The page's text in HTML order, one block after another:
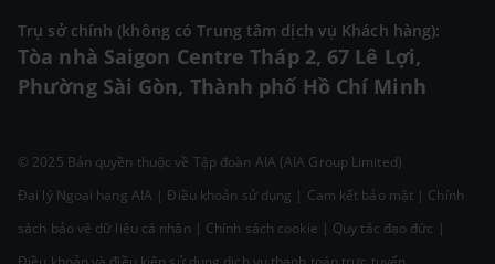
Trụ sở chính (không có Trung tâm dịch vụ Khách hàng):
Tòa nhà Saigon Centre Tháp 2, 67 Lê Lợi,
Phường Sài Gòn, Thành phố Hồ Chí Minh
© 2025 Bản quyền thuộc về Tập đoàn AIA (AIA Group Limited)
Đại lý Ngoại hạng AIA |Điều khoản sử dụng | Cam kết bảo mật | Chính
sách bảo vệ dữ liệu cá nhân | Chính sách cookie | Quy tắc đạo đức |